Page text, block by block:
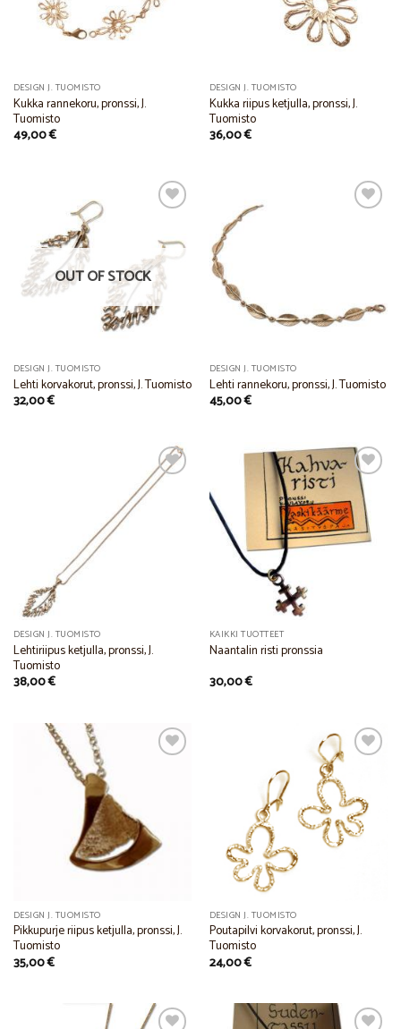
DESIGN J. TUOMISTO
Kukka rannekoru, pronssi, J.
Tuomisto
49,00€
DESIGN J. TUOMISTO
Kukka riipus ketjulla, pronssi, J.
Tuomisto
36,00€
Add to
Wishlist
OUT OF STOCK
DESIGN J. TUOMISTO
Lehti korvakorut, pronssi, J. Tuomisto
32,00€
DESIGN J. TUOMISTO
Lehti rannekoru, pronssi, J. Tuomisto
45,00€
DESIGN J. TUOMISTO
Lehtiriipus ketjulla, pronssi, J.
Tuomisto
38,00€
Add to
Wishlist
KAIKKI TUOTTEET
Naantalin risti pronssia
30,00€
DESIGN J. TUOMISTO
Pikkupurje riipus ketjulla, pronssi, J.
Tuomisto
35,00€
Add to
Wishlist
DESIGN J. TUOMISTO
Poutapilvi korvakorut, pronssi, J.
Tuomisto
24,00€